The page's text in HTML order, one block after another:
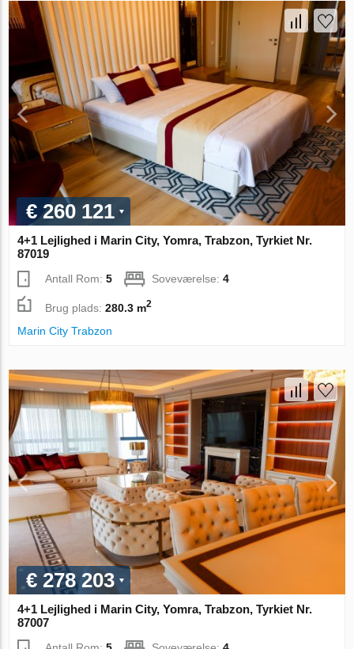
€ 260 121
4+1 Lejlighed i Marin City, Yomra, Trabzon, Tyrkiet Nr.
87019
Antall Rom:5 Soveværelse:4
Brug plads:280.3 m2
Marin City Trabzon
€ 278 203
4+1 Lejlighed i Marin City, Yomra, Trabzon, Tyrkiet Nr.
87007